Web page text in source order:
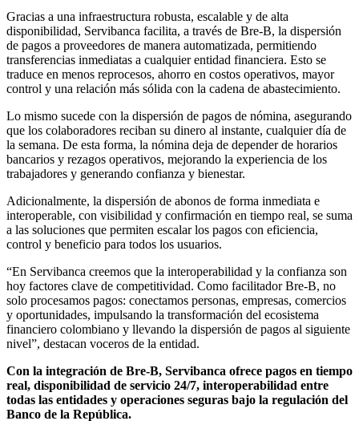
Gracias a una infraestructura robusta, escalable y de alta
disponibilidad, Servibanca facilita, a través de Bre-B, la dispersión
de pagos a proveedores de manera automatizada, permitiendo
transferencias inmediatas a cualquier entidad financiera. Esto se
traduce en menos reprocesos, ahorro en costos operativos, mayor
control y una relación más sólida con la cadena de abastecimiento.
Lo mismo sucede con la dispersión de pagos de nómina, asegurando
que los colaboradores reciban su dinero al instante, cualquier día de
la semana. De esta forma, la nómina deja de depender de horarios
bancarios y rezagos operativos, mejorando la experiencia de los
trabajadores y generando confianza y bienestar.
Adicionalmente, la dispersión de abonos de forma inmediata e
interoperable, con visibilidad y confirmación en tiempo real, se suma
a las soluciones que permiten escalar los pagos con eficiencia,
control y beneficio para todos los usuarios.
“En Servibanca creemos que la interoperabilidad y la confianza son
hoy factores clave de competitividad. Como facilitador Bre-B, no
solo procesamos pagos: conectamos personas, empresas, comercios
y oportunidades, impulsando la transformación del ecosistema
financiero colombiano y llevando la dispersión de pagos al siguiente
nivel”, destacan voceros de la entidad.
Con la integración de Bre-B, Servibanca ofrece pagos en tiempo
real, disponibilidad de servicio 24/7, interoperabilidad entre
todas las entidades y operaciones seguras bajo la regulación del
Banco de la República.